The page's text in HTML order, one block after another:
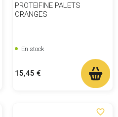
PROTEIFINE PALETS
ORANGES
En stock
Prix
15,45 €
favorite_border